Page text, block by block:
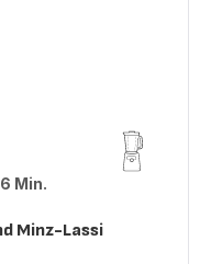
6 Min.
Minz-Lassi